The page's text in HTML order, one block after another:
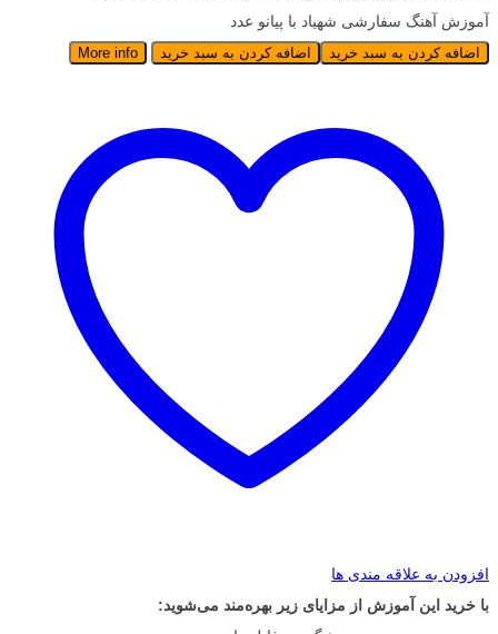
آموزش آهنگ سفارشی شهیاد با پیانو عدد
اضافه کردن به سبد خرید اضافه کردن به سبد خرید More info
افزودن به علاقه مندی ها
با خرید این آموزش از مزایای زیر بهره‌مند می‌شوید: